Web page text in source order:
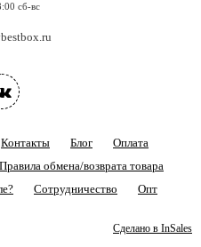
сб-вс
Контакты Блог
Оплата
Правила обмена/возврата товара
Сотрудничество Опт
Сделано в InSales